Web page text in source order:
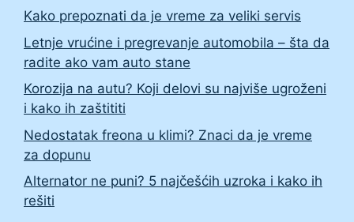
Kako prepoznati da je vreme za veliki servis
Letnje vrućine i pregrevanje automobila – šta da
radite ako vam auto stane
Korozija na autu? Koji delovi su najviše ugroženi
i kako ih zaštititi
Nedostatak freona u klimi? Znaci da je vreme
za dopunu
Alternator ne puni? 5 najčešćih uzroka i kako ih
rešiti